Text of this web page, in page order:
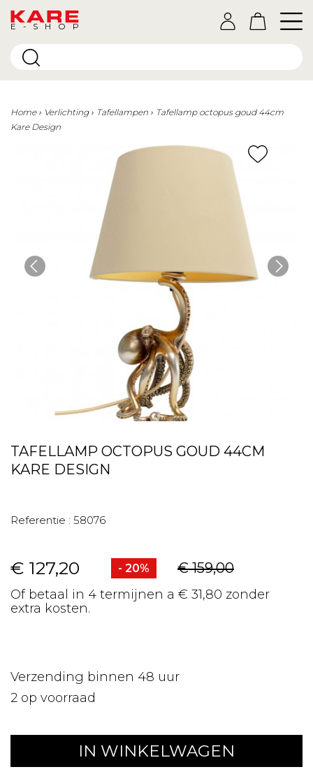
E-SHOP
Home Verlichting Tafellampen
Tafellamp octopus goud 44cm
Kare Design
TAFELLAMP OCTOPUS GOUD 44CM
KARE DESIGN
Referentie : 58076
€ 127,20 - 20% € 159,00
Of betaal in 4 termijnen a € 31,80 zonder
extra kosten.
Verzending binnen 48 uur
2 op voorraad
IN WINKELWAGEN